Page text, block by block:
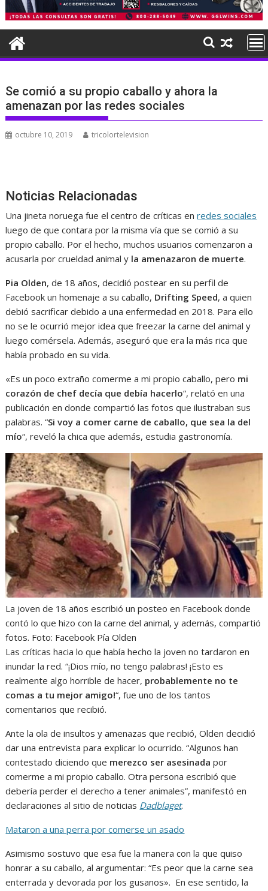
Se comió a su propio caballo y ahora la
amenazan por las redes sociales
octubre 10, 2019 tricolortelevision
Noticias Relacionadas
Una jineta noruega fue el centro de críticas enredes sociales
luego de que contara por la misma vía que se comió a su
propio caballo. Por el hecho, muchos usuarios comenzaron a
acusarla por crueldad animal y la amenazaron de muerte.
Pia Olden, de 18 años, decidió postear en su perfil de
Facebook un homenaje a su caballo, Drifting Speed, a quien
debió sacrificar debido a una enfermedad en 2018. Para ello
no se le ocurrió mejor idea que freezar la carne del animal y
luego comérsela. Además, aseguró que era la más rica que
había probado en su vida.
«Es un poco extraño comerme a mi propio caballo, pero mi
corazón de chef decía que debía hacerlo“, relató en una
publicación en donde compartió las fotos que ilustraban sus
palabras. “Si voy a comer carne de caballo, que sea la del
mío“, reveló la chica que además, estudia gastronomía.
La joven de 18 años escribió un posteo en Facebook donde
contó lo que hizo con la carne del animal, y además, compartió
fotos. Foto: Facebook Pía Olden
Las críticas hacia lo que había hecho la joven no tardaron en
inundar la red. “¡Dios mío, no tengo palabras! ¡Esto es
realmente algo horrible de hacer, probablemente no te
comas a tu mejor amigo!“, fue uno de los tantos
comentarios que recibió.
Ante la ola de insultos y amenazas que recibió, Olden decidió
dar una entrevista para explicar lo ocurrido. “Algunos han
contestado diciendo que merezco ser asesinada por
comerme a mi propio caballo. Otra persona escribió que
debería perder el derecho a tener animales”, manifestó en
declaraciones al sitio de noticias Dadblaget.
Mataron a una perra por comerse un asado
Asimismo sostuvo que esa fue la manera con la que quiso
honrar a su caballo, al argumentar: “Es peor que la carne sea
enterrada y devorada por los gusanos». En ese sentido, la